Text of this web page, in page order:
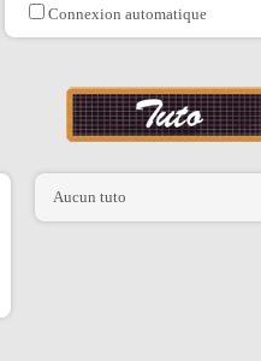
Connexion automatique
Aucun tuto